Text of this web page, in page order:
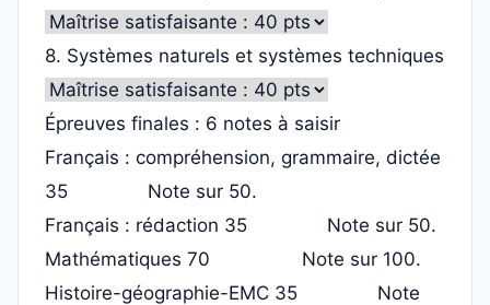
8. Systèmes naturels et systèmes techniques
Épreuves finales : 6 notes à saisir
Français : compréhension, grammaire, dictée
Note sur 50.
Français : rédaction
Note sur 50.
Mathématiques
Note sur 100.
Histoire-géographie-EMC
Note